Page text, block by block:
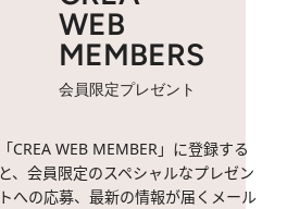
WEB
MEMBERS
会員限定プレゼント
「CREA WEB MEMBER」に登録する
と、会員限定のスペシャルなプレゼン
トへの応募、最新の情報が届くメール